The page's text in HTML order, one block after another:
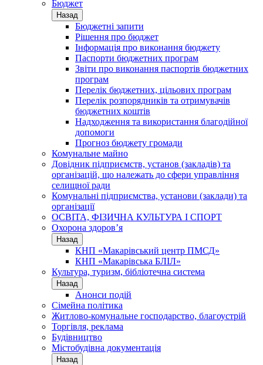
Бюджет
Назад
Бюджетні запити
Рішення про бюджет
Інформація про виконання бюджету
Паспорти бюджетних програм
Звіти про виконання паспортів бюджетних
програм
Перелік бюджетних, цільових програм
Перелік розпорядників та отримувачів
бюджетних коштів
Надходження та використання благодійної
допомоги
Прогноз бюджету громади
Комунальне майно
Довідник підприємств, установ (закладів) та
організацій, що належать до сфери управління
селищної ради
Комунальні підприємства, установи (заклади) та
організації
ОСВІТА, ФІЗИЧНА КУЛЬТУРА І СПОРТ
Охорона здоров’я
Назад
КНП «Макарівський центр ПМСД»
КНП «Макарівська БЛІЛ»
Культура, туризм, бібліотечна система
Назад
Анонси подій
Сімейна політика
Житлово-комунальне господарство, благоустрій
Торгівля, реклама
Будівництво
Містобудівна документація
Назад